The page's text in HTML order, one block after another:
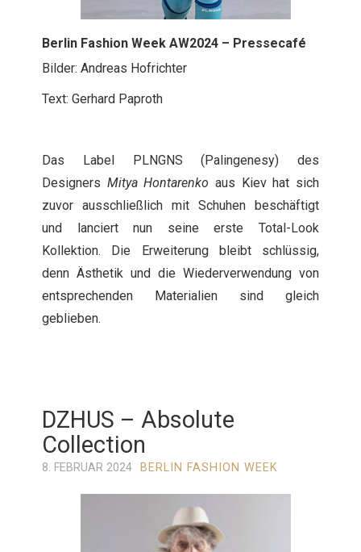
Berlin Fashion Week AW2024 – Pressecafé
Bilder: Andreas Hofrichter
Text: Gerhard Paproth
Das Label PLNGNS (Palingenesy) des
Designers Mitya Hontarenko aus Kiev hat sich
zuvor ausschließlich mit Schuhen beschäftigt
und lanciert nun seine erste Total-Look
Kollektion. Die Erweiterung bleibt schlüssig,
denn Ästhetik und die Wiederverwendung von
entsprechenden Materialien sind gleich
geblieben.
DZHUS – Absolute
Collection
8. FEBRUAR 2024 BERLIN FASHION WEEK